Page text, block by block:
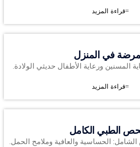
قراءة المزيد
في المنزل
المسنين ورعاية الأطفال حديثي الولادة.
قراءة المزيد
الطبي الكامل
الحساسية والعافية وملامح الحمل.